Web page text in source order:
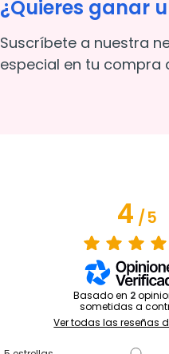
¿Quieres ganar
Suscríbete a nuestra
especial en tu compra
4/5
Basado en 2
sometidas a
Ver todas las reseñas